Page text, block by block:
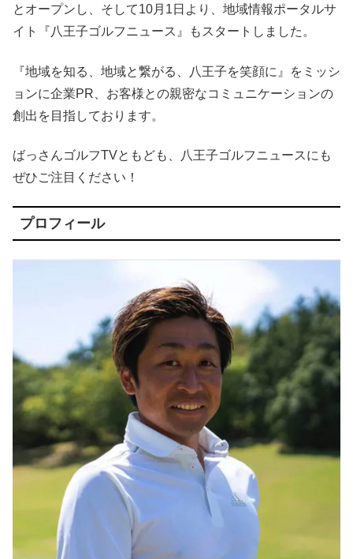
とオープンし、そして10月1日より、地域情報ポータルサ
イト『八王子ゴルフニュース』もスタートしました。
『地域を知る、地域と繋がる、八王子を笑顔に』をミッシ
ョンに企業PR、お客様との親密なコミュニケーションの
創出を目指しております。
ばっさんゴルフTVともども、八王子ゴルフニュースにも
ぜひご注目ください！
プロフィール